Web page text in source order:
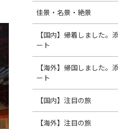
佳景・名景・絶景
【国内】帰着しました。
ート
【海外】帰国しました。
ート
【国内】注目の旅
【海外】注目の旅